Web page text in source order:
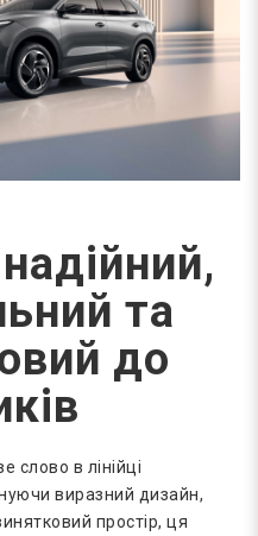
та
до
слово в лінійці
виразний дизайн,
простір, ця